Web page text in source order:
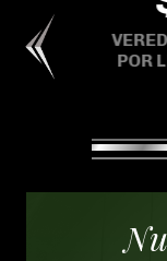
JURADO